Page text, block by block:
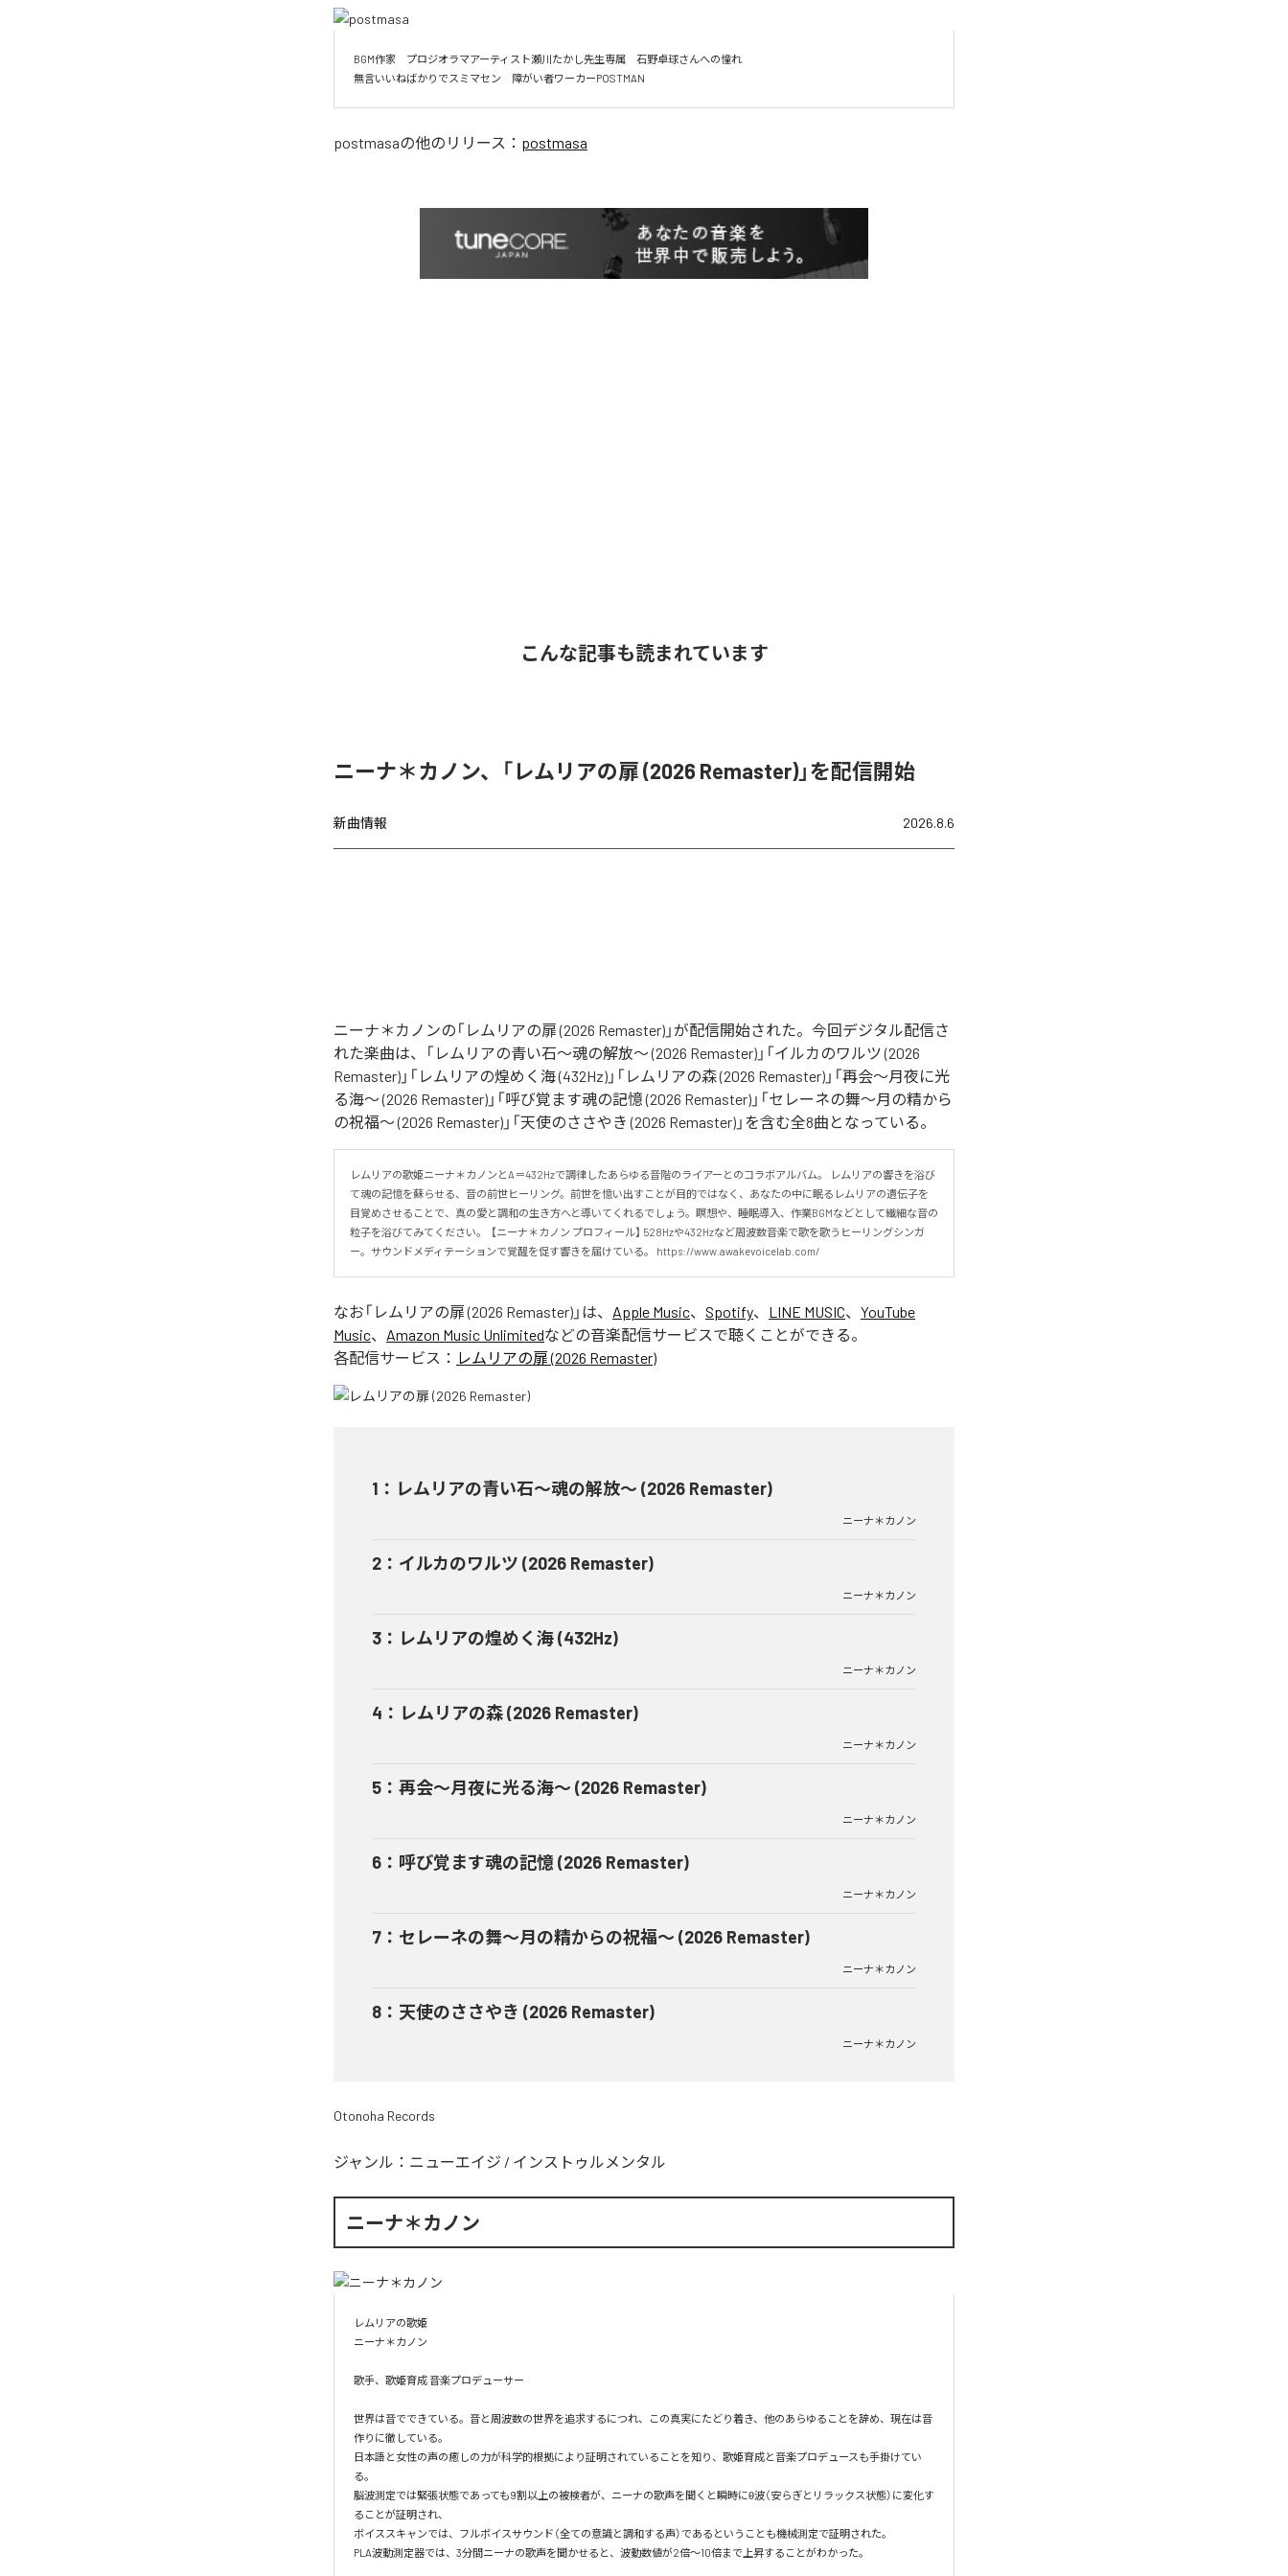
BGM作家　プロジオラマアーティスト瀬川たかし先生専属　石野卓球さんへの憧れ
無言いいねばかりでスミマセン　障がい者ワーカーPOSTMAN
postmasaの他のリリース： postmasa
こんな記事も読まれています
ニーナ＊カノン、「レムリアの扉 (2026 Remaster)」を配信開始
新曲情報 2026.8.6
ニーナ＊カノンの「レムリアの扉 (2026 Remaster)」が配信開始された。今回デジタル配信さ
れた楽曲は、「レムリアの青い石〜魂の解放〜 (2026 Remaster)」「イルカのワルツ (2026
Remaster)」「レムリアの煌めく海 (432Hz)」「レムリアの森 (2026 Remaster)」「再会〜月夜に光
る海〜 (2026 Remaster)」「呼び覚ます魂の記憶 (2026 Remaster)」「セレーネの舞〜月の精から
の祝福〜 (2026 Remaster)」「天使のささやき (2026 Remaster)」を含む全8曲となっている。
レムリアの歌姫ニーナ＊カノンとA＝432Hzで調律したあらゆる音階のライアーとのコラボアルバム。 レムリアの響きを浴び
て魂の記憶を蘇らせる、音の前世ヒーリング。前世を憶い出すことが目的ではなく、あなたの中に眠るレムリアの遺伝子を
目覚めさせることで、真の愛と調和の生き方へと導いてくれるでしょう。瞑想や、睡眠導入、作業BGMなどとして繊細な音の
粒子を浴びてみてください。  【ニーナ＊カノン プロフィール】 528Hzや432Hzなど周波数音楽で歌を歌うヒーリングシンガ
ー。サウンドメディテーションで覚醒を促す響きを届けている。 https://www.awakevoicelab.com/
なお「レムリアの扉 (2026 Remaster) 」は、 Apple Music、 Spotify、 LINE MUSIC、 YouTube
Music、 Amazon Music Unlimitedなどの音楽配信サービスで聴くことができる。
各配信サービス： レムリアの扉 (2026 Remaster)
1 ： レムリアの青い石〜魂の解放〜 (2026 Remaster)
ニーナ＊カノン
2 ： イルカのワルツ (2026 Remaster)
ニーナ＊カノン
3 ： レムリアの煌めく海 (432Hz)
ニーナ＊カノン
4 ： レムリアの森 (2026 Remaster)
ニーナ＊カノン
5 ： 再会〜月夜に光る海〜 (2026 Remaster)
ニーナ＊カノン
6 ： 呼び覚ます魂の記憶 (2026 Remaster)
ニーナ＊カノン
7 ： セレーネの舞〜月の精からの祝福〜 (2026 Remaster)
ニーナ＊カノン
8 ： 天使のささやき (2026 Remaster)
ニーナ＊カノン
Otonoha Records
ジャンル： ニューエイジ / インストゥルメンタル
ニーナ＊カノン
レムリアの歌姫
ニーナ＊カノン
歌手、歌姫育成 音楽プロデューサー
世界は音でできている。音と周波数の世界を追求するにつれ、この真実にたどり着き、他のあらゆることを辞め、現在は音
作りに徹している。
日本語と女性の声の癒しの力が科学的根拠により証明されていることを知り、歌姫育成と音楽プロデュースも手掛けてい
る。
脳波測定では緊張状態であっても9割以上の被検者が、ニーナの歌声を聞くと瞬時にθ波（安らぎとリラックス状態）に変化す
ることが証明され、
ボイススキャンでは、フルボイスサウンド（全ての意識と調和する声）であるということも機械測定で証明された。
PLA波動測定器では、3分間ニーナの歌声を聞かせると、波動数値が2倍～10倍まで上昇することがわかった。